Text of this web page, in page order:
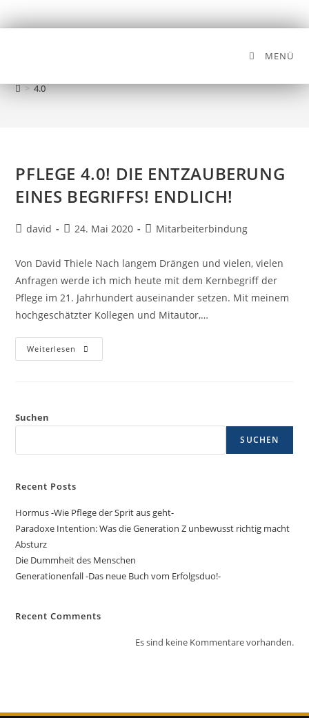
MENÜ
> 4.0
PFLEGE 4.0! DIE ENTZAUBERUNG
EINES BEGRIFFS! ENDLICH!
david 24. Mai 2020 Mitarbeiterbindung
Von David Thiele Nach langem Drängen und vielen, vielen
Anfragen werde ich mich heute mit dem Kernbegriff der
Pflege im 21. Jahrhundert auseinander setzen. Mit meinem
hochgeschätzter Kollegen und Mitautor,…
Weiterlesen
Suchen
SUCHEN
Recent Posts
Hormus -Wie Pflege der Sprit aus geht-
Paradoxe Intention: Was die Generation Z unbewusst richtig macht
Absturz
Die Dummheit des Menschen
Generationenfall -Das neue Buch vom Erfolgsduo!-
Recent Comments
Es sind keine Kommentare vorhanden.